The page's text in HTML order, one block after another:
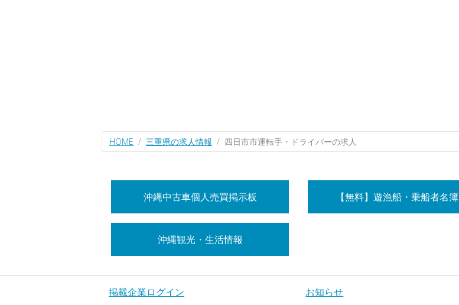
HOME 三重県の求人情報 四日市市運転手・ドライバーの求人
沖縄中古車個人売買掲示板 【無料】遊漁船・乗船者名簿
沖縄観光・生活情報
掲載企業ログイン お知らせ